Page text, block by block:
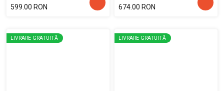
599.00 RON
674.00 RON
LIVRARE GRATUITĂ LIVRARE GRATUITĂ